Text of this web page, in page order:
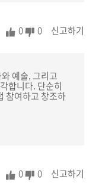
0 0 신고하기
예술, 그리고
합니다. 단순히
참여하고 창조하
0 0 신고하기